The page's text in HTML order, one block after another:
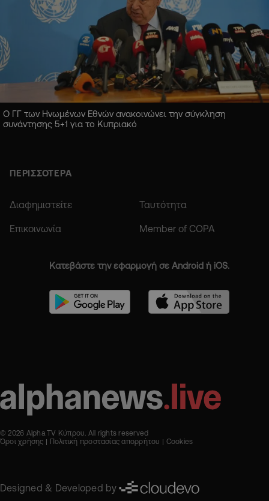
Ο ΓΓ των Ηνωμένων Εθνών ανακοινώνει την σύγκληση
συνάντησης 5+1 για το Κυπριακό
ΠΕΡΙΣΣΟΤΕΡΑ
Διαφημιστείτε Ταυτότητα
Επικοινωνία Member of COPA
Κατεβάστε την εφαρμογή σε Android ή iOS.
© 2026 Alpha TV Κύπρου. All rights reserved
Όροι χρήσης
Πολιτική προστασίας απορρήτου Cookies
Designed & Developed by